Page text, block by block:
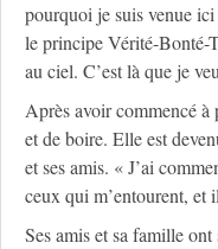
pourquoi je suis venue
le principe Vérité-Bonté-
au ciel. C’est là que je
Après avoir commencé
et de boire. Elle est
et ses amis. « J’ai
ceux qui m’entourent, et
Ses amis et sa famille